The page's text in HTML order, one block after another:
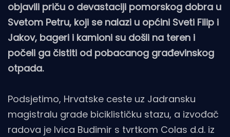
objavili priču o devastaciji pomorskog dobra u
Svetom Petru, koji se nalazi u općini Sveti Filip i
Jakov, bageri i kamioni su došli na teren i
počeli ga čistiti od pobacanog građevinskog
otpada.
Podsjetimo, Hrvatske ceste uz Jadransku
magistralu grade biciklističku stazu, a izvođač
radova je Ivica Budimir s tvrtkom Colas d.d. iz